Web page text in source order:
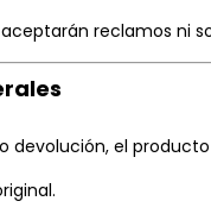
reclamos ni
devolución, el